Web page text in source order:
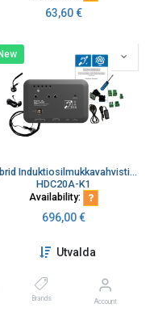
Utvalda
Brands Account
63,60€
Hybrid Induktiosilmukkavahvistin KIT HDC20A-K1, kiinteä asennus
HDC20A-K1
Availability:
696,00€